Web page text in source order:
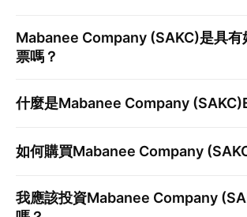
Mabanee Company (SAKC)是具有
票嗎？
什麼是Mabanee Company (SAKC)
如何購買Mabanee Company
我應該投資Mabanee Company